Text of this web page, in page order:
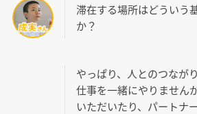
滞在する場所はどういう
か？
やっぱり、人とのつなが
仕事を一緒にやりません
いただいたり、パートナ